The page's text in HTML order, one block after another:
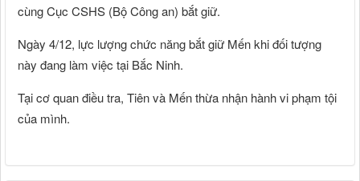
cùng Cục CSHS (Bộ Công an) bắt giữ.
Ngày 4/12, lực lượng chức năng bắt giữ Mến khi đối tượng
này đang làm việc tại Bắc Ninh.
Tại cơ quan điều tra, Tiên và Mến thừa nhận hành vi phạm tội
của mình.